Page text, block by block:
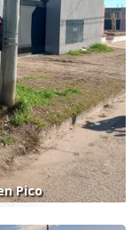
Pico